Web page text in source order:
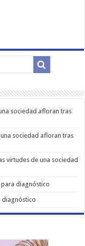
sociedad afloran tras
sociedad afloran tras
virtudes de una sociedad
diagnóstico
diagnóstico